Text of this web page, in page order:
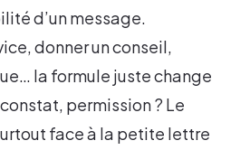
d’un message.
donner un conseil,
la formule juste change
permission ? Le
face à la petite lettre